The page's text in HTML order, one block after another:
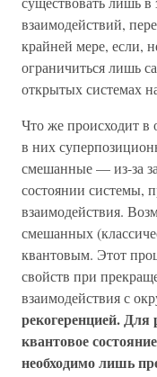
взаимодействий,
крайней мере, если,
ограничиться лишь
открытых системах
Что же происходит в
в них
смешанные — из-за
состоянии системы,
взаимодействия.
смешанных
квантовым. Этот
свойств при
взаимодействия с
рекогеренцией. Для
квантовое
необходимо лишь